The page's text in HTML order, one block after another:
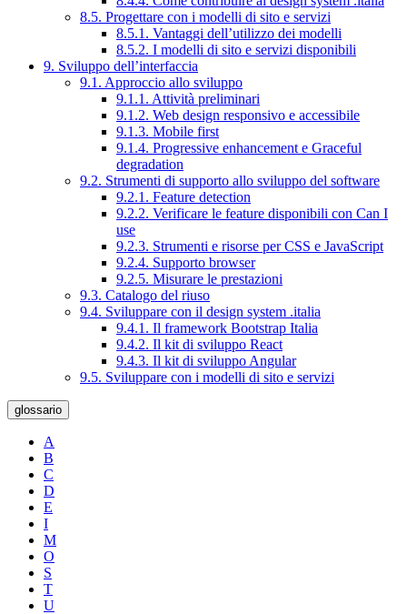
8.5. Progettare con i modelli di sito e servizi
8.5.1. Vantaggi dell’utilizzo dei modelli
8.5.2. I modelli di sito e servizi disponibili
9. Sviluppo dell’interfaccia
9.1. Approccio allo sviluppo
9.1.1. Attività preliminari
9.1.2. Web design responsivo e accessibile
9.1.3. Mobile first
9.1.4. Progressive enhancement e Graceful
degradation
9.2. Strumenti di supporto allo sviluppo del software
9.2.1. Feature detection
9.2.2. Verificare le feature disponibili con Can I
use
9.2.3. Strumenti e risorse per CSS e JavaScript
9.2.4. Supporto browser
9.2.5. Misurare le prestazioni
9.3. Catalogo del riuso
9.4. Sviluppare con il design system .italia
9.4.1. Il framework Bootstrap Italia
9.4.2. Il kit di sviluppo React
9.4.3. Il kit di sviluppo Angular
9.5. Sviluppare con i modelli di sito e servizi
glossario
A
B
C
D
E
I
M
O
S
T
U